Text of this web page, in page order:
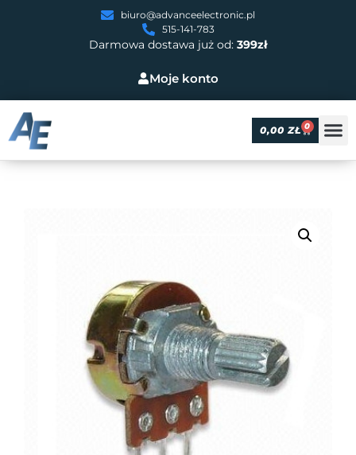
Moje konto
Darmowa dostawa już od: 399zł
biuro@advanceelectronic.pl
515-141-783
0,00 ZŁ 0